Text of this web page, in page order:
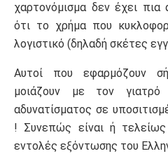
χαρτονόμισμα δεν έχει πια
ότι το χρήμα που
λογιστικό (δηλαδή σκέτες
Αυτοί που εφαρμόζουν
μοιάζουν με τον γιατρό
αδυνατίσματος σε
! Συνεπώς είναι ή τελείως
εντολές εξόντωσης του